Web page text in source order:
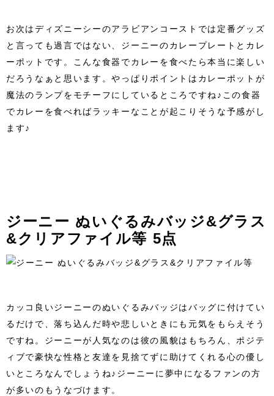
お次はディズニーシーのアラビアンコーストでは定番グッズ
と言っても過言ではない、ジーニーのカレープレートとカレ
ーポットです。こんな食器でカレーを食べたら本当に楽しい
だろうなぁと思います。やっぱりポイントはカレーポットが
魔法のランプをモチーフにしているところですね♪この食器
でカレーを食べればラッキーなことが起こりそうな予感がし
ます♪
ジーニー ぬいぐるみバッジ&グラス
&クリアファイル等 5点
カッコ良いジーニーのぬいぐるみバッジはバッグに付けてい
るだけで、落ち込んだ時や悲しいときにも元気をもらえそう
ですね。ジーニーが人気なのは彼の風貌はもちろん、ポジテ
ィブで豪快な性格と友達を見捨てずに助けてくれる心の優し
いところなんでしょうね♪ジーニーに夢中になるファンの方
が多いのもうなづけます。